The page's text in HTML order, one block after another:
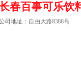
春百事可乐饮
司地址：自由大路8388号